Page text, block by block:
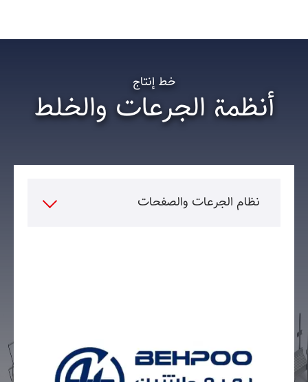
خط إنتاج
أنظمة الجرعات والخلط
نظام الجرعات والصفحات